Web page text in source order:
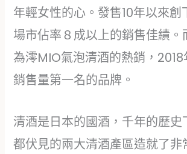
年輕女性的心。發售10年以來創
場市佔率８成以上的銷售佳績。
為澪MIO氣泡清酒的熱銷，
銷售量第一名的品牌。
清酒是日本的國酒，千年的歷史
都伏見的兩大清酒產區造就了非